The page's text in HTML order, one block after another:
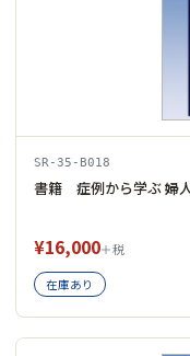
SR-35-B018
書籍 症例から学ぶ 婦
¥16,000＋税
在庫あり